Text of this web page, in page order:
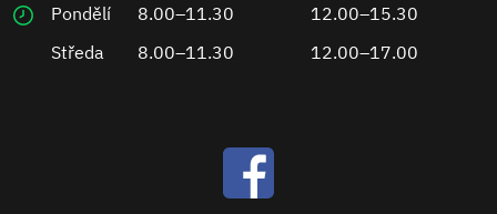
Pondělí 8.00–11.30
12.00–15.30
Středa
8.00–11.30 12.00–17.00